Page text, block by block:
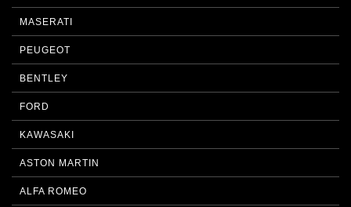
MASERATI
PEUGEOT
BENTLEY
FORD
KAWASAKI
ASTON MARTIN
ALFA ROMEO